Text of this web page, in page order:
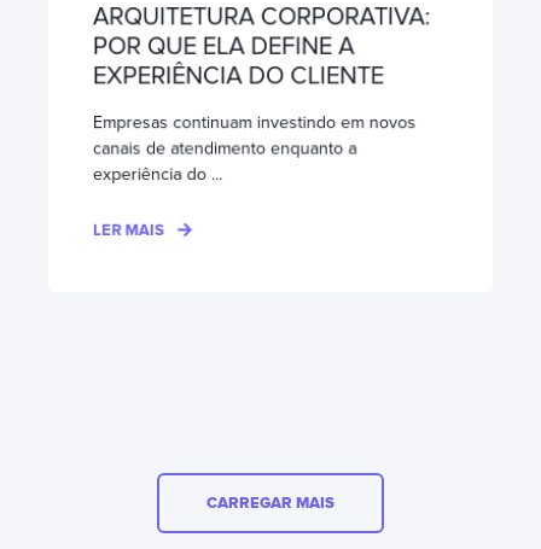
ARQUITETURA CORPORATIVA:
POR QUE ELA DEFINE A
EXPERIÊNCIA DO CLIENTE
Empresas continuam investindo em novos
canais de atendimento enquanto a
experiência do ...
LER MAIS
CARREGAR MAIS